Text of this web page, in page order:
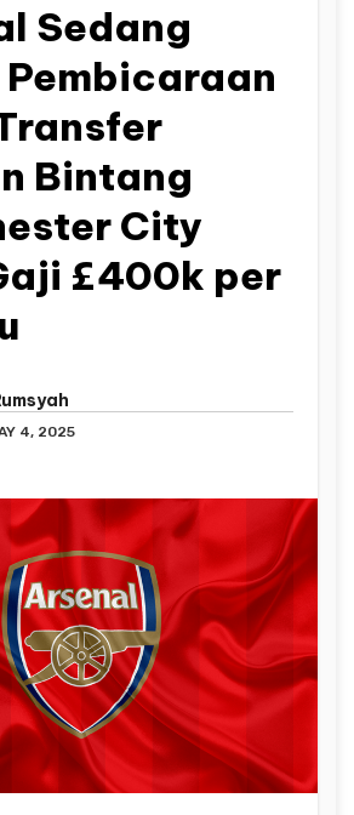
Sedang
Bintang
City
£400k per
4, 2025